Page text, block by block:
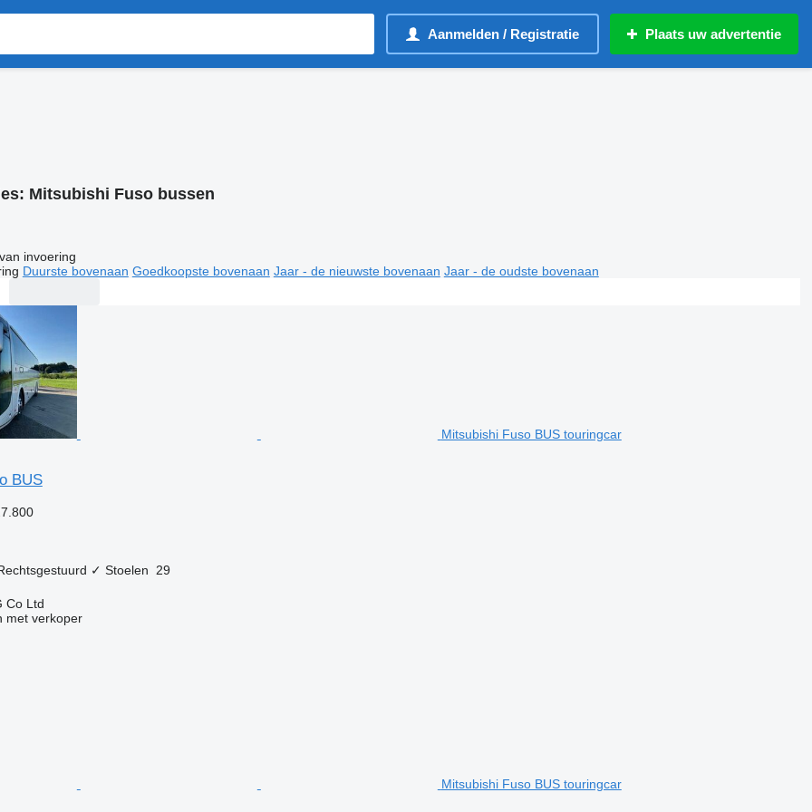
Aanmelden / Registratie Plaats uw advertentie
Mitsubishi Fuso bussen
invoering
Duurste bovenaan Goedkoopste bovenaan Jaar - de nieuwste bovenaan Jaar - de oudste bovenaan
Mitsubishi Fuso BUS touringcar
BUS
✓ Stoelen
29
Co Ltd
met verkoper
Mitsubishi Fuso BUS touringcar